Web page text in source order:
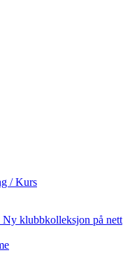
/ Kurs
Ny klubbkolleksjon på nett